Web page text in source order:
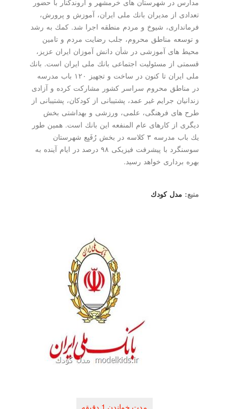
تعدادی از مدیران بانك ملی ایران، آموزش و پرورش،
فرمانداری، شیوخ و مردم منطقه اجرا شد. كمك به رشد
و توسعه مناطق محروم، جلب رضایت مردم و تامین
محیط های آموزشی در شأن دانش آموزان ایران عزیز،
قسمتی از مسئولیت اجتماعی بانك ملی ایران است. بانك
ملی ایران تا كنون در ساخت و تجهیز ۱۲۰ باب مدرسه
در مناطق محروم سراسر كشور مشاركت كرده و آزادی
زندانیان جرایم غیر عمد، پشتیبانی از كودكان، پشتیبانی از
طرح های فرهنگی، علمی، ورزشی و بهداشتی بخش
دیگری از كارهای عام المنفعه این بانك است. همین طور
یك باب مدرسه ۳ كلاسه در بخش رُفَیِع شهرستان
سوسنگرد با پیشرفت فیزیكی ۹۸ درصد در ایام آینده به
بهره برداری خواهد رسید.
مدل كودك